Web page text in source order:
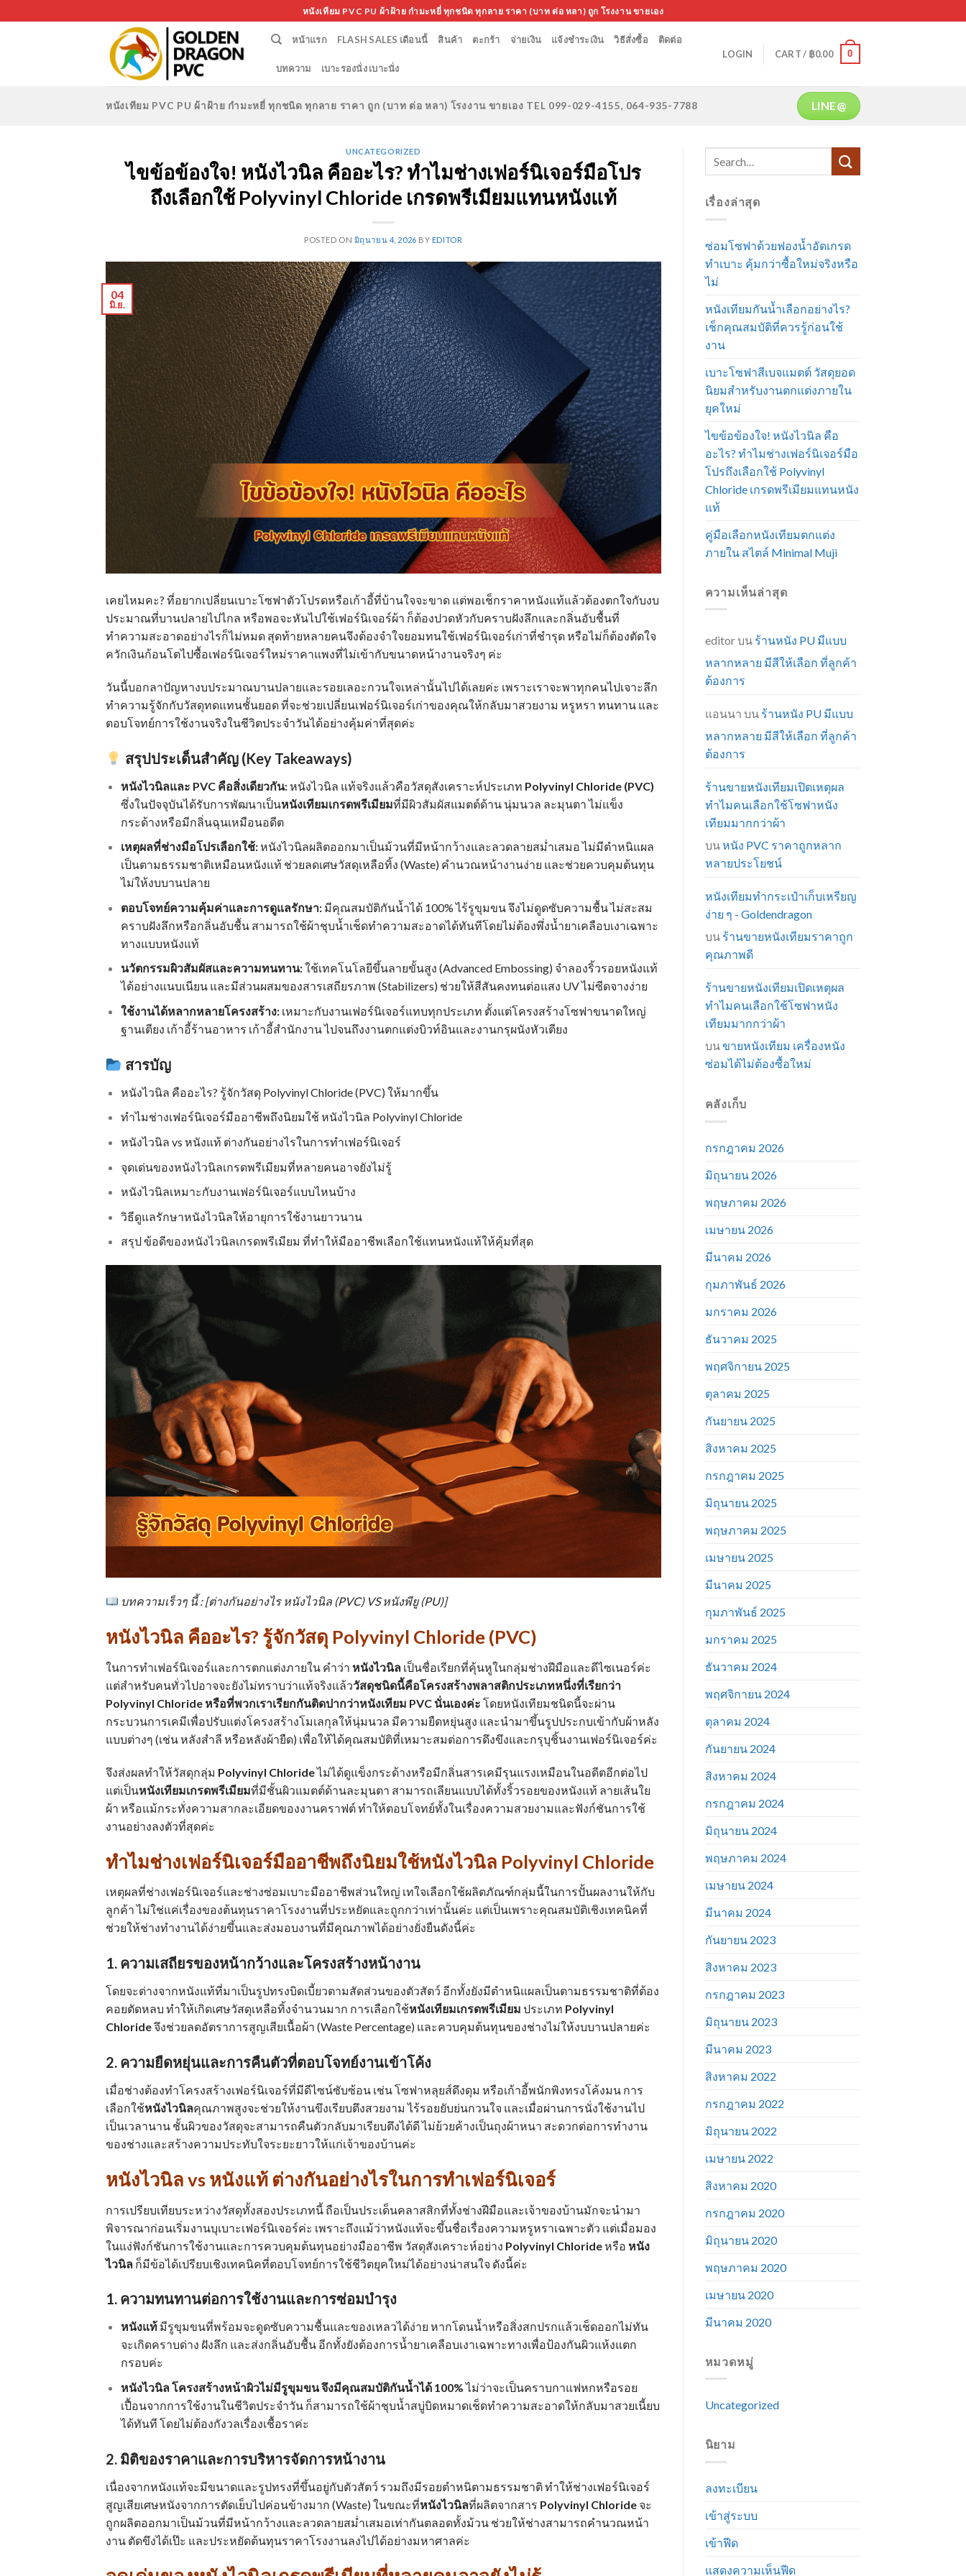
to
หนังเทียม PVC PU ผ้าฝ้าย กำมะหยี่ ทุกชนิด ทุกลาย ราคา (บาท ต่อ หลา) ถูก โรงงาน ขายเอง
หน้าแรก FLASH SALES เดือนนี้ สินค้า ตะกร้า จ่ายเงิน แจ้งชำระเงิน วิธีสั่งซื้อ ติดต่อ
บทความ เบาะรองนั่ง เบาะนั่ง
LOGIN CART / ฿0.00 0
หนังเทียม PVC PU ผ้าฝ้าย กำมะหยี่ ทุกชนิด ทุกลาย ราคา ถูก (บาท ต่อ หลา) โรงงาน ขายเอง TEL 099-029-4155, 064-935-7788 LINE@
UNCATEGORIZED
ไขข้อข้องใจ! หนังไวนิล คืออะไร? ทำไมช่างเฟอร์นิเจอร์มือโปร
ถึงเลือกใช้ Polyvinyl Chloride เกรดพรีเมียมแทนหนังแท้
POSTED ON มิถุนายน 4, 2026 BY EDITOR
04
มิ.ย.
เคยไหมคะ? ที่อยากเปลี่ยนเบาะโซฟาตัวโปรดหรือเก้าอี้ที่บ้านใจจะขาด แต่พอเช็กราคาหนังแท้แล้วต้องตกใจกับงบ
ประมาณที่บานปลายไปไกล หรือพอจะหันไปใช้เฟอร์นิเจอร์ผ้า ก็ต้องปวดหัวกับคราบฝังลึกและกลิ่นอับชื้นที่
ทำความสะอาดอย่างไรก็ไม่หมด สุดท้ายหลายคนจึงต้องจำใจยอมทนใช้เฟอร์นิเจอร์เก่าที่ชำรุด หรือไม่ก็ต้องตัดใจ
ควักเงินก้อนโตไปซื้อเฟอร์นิเจอร์ใหม่ราคาแพงที่ไม่เข้ากับขนาดหน้างานจริงๆ ค่ะ
วันนี้บอกลาปัญหางบประมาณบานปลายและรอยเลอะกวนใจเหล่านั้นไปได้เลยค่ะ เพราะเราจะพาทุกคนไปเจาะลึก
ทำความรู้จักกับวัสดุทดแทนชั้นยอดที่จะช่วยเปลี่ยนเฟอร์นิเจอร์เก่าของคุณให้กลับมาสวยงาม หรูหรา ทนทาน และ
ตอบโจทย์การใช้งานจริงในชีวิตประจำวันได้อย่างคุ้มค่าที่สุดค่ะ
สรุปประเด็นสำคัญ (Key Takeaways)
หนังไวนิลและ PVC คือสิ่งเดียวกัน:หนังไวนิล แท้จริงแล้วคือวัสดุสังเคราะห์ประเภท Polyvinyl Chloride (PVC)
ซึ่งในปัจจุบันได้รับการพัฒนาเป็นหนังเทียมเกรดพรีเมียมที่มีผิวสัมผัสแมตต์ด้าน นุ่มนวล ละมุนตา ไม่แข็ง
กระด้างหรือมีกลิ่นฉุนเหมือนอดีต
เหตุผลที่ช่างมือโปรเลือกใช้:หนังไวนิลผลิตออกมาเป็นม้วนที่มีหน้ากว้างและลวดลายสม่ำเสมอ ไม่มีตำหนิแผล
เป็นตามธรรมชาติเหมือนหนังแท้ ช่วยลดเศษวัสดุเหลือทิ้ง (Waste) คำนวณหน้างานง่าย และช่วยควบคุมต้นทุน
ไม่ให้งบบานปลาย
ตอบโจทย์ความคุ้มค่าและการดูแลรักษา:มีคุณสมบัติกันน้ำได้ 100% ไร้รูขุมขน จึงไม่ดูดซับความชื้น ไม่สะสม
คราบฝังลึกหรือกลิ่นอับชื้น สามารถใช้ผ้าชุบน้ำเช็ดทำความสะอาดได้ทันทีโดยไม่ต้องพึ่งน้ำยาเคลือบเงาเฉพาะ
ทางแบบหนังแท้
นวัตกรรมผิวสัมผัสและความทนทาน:ใช้เทคโนโลยีขึ้นลายขั้นสูง (Advanced Embossing) จำลองริ้วรอยหนังแท้
ได้อย่างแนบเนียน และมีส่วนผสมของสารเสถียรภาพ (Stabilizers) ช่วยให้สีสันคงทนต่อแสง UV ไม่ซีดจางง่าย
ใช้งานได้หลากหลายโครงสร้าง:เหมาะกับงานเฟอร์นิเจอร์แทบทุกประเภท ตั้งแต่โครงสร้างโซฟาขนาดใหญ่
ฐานเตียง เก้าอี้ร้านอาหาร เก้าอี้สำนักงาน ไปจนถึงงานตกแต่งบิวท์อินและงานกรุผนังหัวเตียง
สารบัญ
หนังไวนิล คืออะไร? รู้จักวัสดุ Polyvinyl Chloride (PVC) ให้มากขึ้น
ทำไมช่างเฟอร์นิเจอร์มืออาชีพถึงนิยมใช้ หนังไวนิล Polyvinyl Chloride
หนังไวนิล vs หนังแท้ ต่างกันอย่างไรในการทำเฟอร์นิเจอร์
จุดเด่นของหนังไวนิลเกรดพรีเมียมที่หลายคนอาจยังไม่รู้
หนังไวนิลเหมาะกับงานเฟอร์นิเจอร์แบบไหนบ้าง
วิธีดูแลรักษาหนังไวนิลให้อายุการใช้งานยาวนาน
สรุป ข้อดีของหนังไวนิลเกรดพรีเมียม ที่ทำให้มืออาชีพเลือกใช้แทนหนังแท้ให้คุ้มที่สุด
บทความเร็วๆ นี้ : [ต่างกันอย่างไร หนังไวนิล (PVC) VS หนังพียู (PU)]
หนังไวนิล คืออะไร? รู้จักวัสดุ Polyvinyl Chloride (PVC)
ในการทำเฟอร์นิเจอร์และการตกแต่งภายใน คำว่า หนังไวนิล เป็นชื่อเรียกที่คุ้นหูในกลุ่มช่างฝีมือและดีไซเนอร์ค่ะ
แต่สำหรับคนทั่วไปอาจจะยังไม่ทราบว่าแท้จริงแล้ววัสดุชนิดนี้คือโครงสร้างพลาสติกประเภทหนึ่งที่เรียกว่า
Polyvinyl Chloride หรือที่พวกเราเรียกกันติดปากว่าหนังเทียม PVC นั่นเองค่ะ โดยหนังเทียมชนิดนี้จะผ่าน
กระบวนการเคมีเพื่อปรับแต่งโครงสร้างโมเลกุลให้นุ่มนวล มีความยืดหยุ่นสูง และนำมาขึ้นรูปประกบเข้ากับผ้าหลัง
แบบต่างๆ (เช่น หลังสำลี หรือหลังผ้ายืด) เพื่อให้ได้คุณสมบัติที่เหมาะสมต่อการดึงขึงและกรุบุชิ้นงานเฟอร์นิเจอร์ค่ะ
จึงส่งผลทำให้วัสดุกลุ่ม Polyvinyl Chlorideไม่ได้ดูแข็งกระด้างหรือมีกลิ่นสารเคมีรุนแรงเหมือนในอดีตอีกต่อไป
แต่เป็นหนังเทียมเกรดพรีเมียมที่มีชั้นผิวแมตต์ด้านละมุนตา สามารถเลียนแบบได้ทั้งริ้วรอยของหนังแท้ ลายเส้นใย
ผ้า หรือแม้กระทั่งความสากละเอียดของงานคราฟต์ ทำให้ตอบโจทย์ทั้งในเรื่องความสวยงามและฟังก์ชันการใช้
งานอย่างลงตัวที่สุดค่ะ
ทำไมช่างเฟอร์นิเจอร์มืออาชีพถึงนิยมใช้หนังไวนิล Polyvinyl Chloride
เหตุผลที่ช่างเฟอร์นิเจอร์และช่างซ่อมเบาะมืออาชีพส่วนใหญ่ เทใจเลือกใช้ผลิตภัณฑ์กลุ่มนี้ในการปั้นผลงานให้กับ
ลูกค้า ไม่ใช่แค่เรื่องของต้นทุนราคาโรงงานที่ประหยัดและถูกกว่าเท่านั้นค่ะ แต่เป็นเพราะคุณสมบัติเชิงเทคนิคที่
ช่วยให้ช่างทำงานได้ง่ายขึ้นและส่งมอบงานที่มีคุณภาพได้อย่างยั่งยืนดังนี้ค่ะ
1. ความเสถียรของหน้ากว้างและโครงสร้างหน้างาน
โดยจะต่างจากหนังแท้ที่มาเป็นรูปทรงบิดเบี้ยวตามสัดส่วนของตัวสัตว์ อีกทั้งยังมีตำหนิแผลเป็นตามธรรมชาติที่ต้อง
คอยตัดหลบ ทำให้เกิดเศษวัสดุเหลือทิ้งจำนวนมาก การเลือกใช้หนังเทียมเกรดพรีเมียม ประเภท Polyvinyl
Chlorideจึงช่วยลดอัตราการสูญเสียเนื้อผ้า (Waste Percentage) และควบคุมต้นทุนของช่างไม่ให้งบบานปลายค่ะ
2. ความยืดหยุ่นและการคืนตัวที่ตอบโจทย์งานเข้าโค้ง
เมื่อช่างต้องทำโครงสร้างเฟอร์นิเจอร์ที่มีดีไซน์ซับซ้อน เช่น โซฟาหลุยส์ดึงดุม หรือเก้าอี้พนักพิงทรงโค้งมน การ
เลือกใช้หนังไวนิลคุณภาพสูงจะช่วยให้งานขึงเรียบตึงสวยงาม ไร้รอยยับย่นกวนใจ และเมื่อผ่านการนั่งใช้งานไป
เป็นเวลานาน ชั้นผิวของวัสดุจะสามารถคืนตัวกลับมาเรียบตึงได้ดี ไม่ย้วยค้างเป็นถุงผ้าหนา สะดวกต่อการทำงาน
ของช่างและสร้างความประทับใจระยะยาวให้แก่เจ้าของบ้านค่ะ
หนังไวนิล vs หนังแท้ ต่างกันอย่างไรในการทำเฟอร์นิเจอร์
การเปรียบเทียบระหว่างวัสดุทั้งสองประเภทนี้ ถือเป็นประเด็นคลาสสิกที่ทั้งช่างฝีมือและเจ้าของบ้านมักจะนำมา
พิจารณาก่อนเริ่มงานบุเบาะเฟอร์นิเจอร์ค่ะ เพราะถึงแม้ว่าหนังแท้จะขึ้นชื่อเรื่องความหรูหราเฉพาะตัว แต่เมื่อมอง
ในแง่ฟังก์ชันการใช้งานและการควบคุมต้นทุนอย่างมืออาชีพ วัสดุสังเคราะห์อย่าง Polyvinyl Chlorideหรือ หนัง
ไวนิล ก็มีข้อได้เปรียบเชิงเทคนิคที่ตอบโจทย์การใช้ชีวิตยุคใหม่ได้อย่างน่าสนใจ ดังนี้ค่ะ
1. ความทนทานต่อการใช้งานและการซ่อมบำรุง
หนังแท้ มีรูขุมขนที่พร้อมจะดูดซับความชื้นและของเหลวได้ง่าย หากโดนน้ำหรือสิ่งสกปรกแล้วเช็ดออกไม่ทัน
จะเกิดคราบด่าง ฝังลึก และส่งกลิ่นอับชื้น อีกทั้งยังต้องการน้ำยาเคลือบเงาเฉพาะทางเพื่อป้องกันผิวแห้งแตก
กรอบค่ะ
หนังไวนิลโครงสร้างหน้าผิวไม่มีรูขุมขน จึงมีคุณสมบัติกันน้ำได้ 100%ไม่ว่าจะเป็นคราบกาแฟหกหรือรอย
เปื้อนจากการใช้งานในชีวิตประจำวัน ก็สามารถใช้ผ้าชุบน้ำสบู่บิดหมาดเช็ดทำความสะอาดให้กลับมาสวยเนี้ยบ
ได้ทันที โดยไม่ต้องกังวลเรื่องเชื้อราค่ะ
2. มิติของราคาและการบริหารจัดการหน้างาน
เนื่องจากหนังแท้จะมีขนาดและรูปทรงที่ขึ้นอยู่กับตัวสัตว์ รวมถึงมีรอยตำหนิตามธรรมชาติ ทำให้ช่างเฟอร์นิเจอร์
สูญเสียเศษหนังจากการตัดเย็บไปค่อนข้างมาก (Waste) ในขณะที่หนังไวนิลที่ผลิตจากสาร Polyvinyl Chloride จะ
ถูกผลิตออกมาเป็นม้วนที่มีหน้ากว้างและลวดลายสม่ำเสมอเท่ากันตลอดทั้งม้วน ช่วยให้ช่างสามารถคำนวณหน้า
งาน ตัดขึงได้เป๊ะ และประหยัดต้นทุนราคาโรงงานลงไปได้อย่างมหาศาลค่ะ
เรื่องล่าสุด
ซ่อมโซฟาด้วยฟองน้ำอัดเกรด
ทำเบาะ คุ้มกว่าซื้อใหม่จริงหรือ
ไม่
หนังเทียมกันน้ำเลือกอย่างไร?
เช็กคุณสมบัติที่ควรรู้ก่อนใช้
งาน
เบาะโซฟาสีเบจแมตต์ วัสดุยอด
นิยมสำหรับงานตกแต่งภายใน
ยุคใหม่
ไขข้อข้องใจ! หนังไวนิล คือ
อะไร? ทำไมช่างเฟอร์นิเจอร์มือ
โปรถึงเลือกใช้ Polyvinyl
Chloride เกรดพรีเมียมแทนหนัง
แท้
คู่มือเลือกหนังเทียมตกแต่ง
ภายใน สไตล์ Minimal Muji
ความเห็นล่าสุด
editorบน ร้านหนัง PU มีแบบ
หลากหลาย มีสีให้เลือก ที่ลูกค้า
ต้องการ
แอนนา บน ร้านหนัง PU มีแบบ
หลากหลาย มีสีให้เลือก ที่ลูกค้า
ต้องการ
ร้านขายหนังเทียมเปิดเหตุผล
ทำไมคนเลือกใช้โซฟาหนัง
เทียมมากกว่าผ้า
บนหนัง PVC ราคาถูกหลาก
หลายประโยชน์
หนังเทียมทำกระเป๋าเก็บเหรียญ
ง่าย ๆ - Goldendragon
บน ร้านขายหนังเทียมราคาถูก
คุณภาพดี
ร้านขายหนังเทียมเปิดเหตุผล
ทำไมคนเลือกใช้โซฟาหนัง
เทียมมากกว่าผ้า
บนขายหนังเทียม เครื่องหนัง
ซ่อมได้ไม่ต้องซื้อใหม่
คลังเก็บ
กรกฎาคม 2026
มิถุนายน 2026
พฤษภาคม 2026
เมษายน 2026
มีนาคม 2026
กุมภาพันธ์ 2026
มกราคม 2026
ธันวาคม 2025
พฤศจิกายน 2025
ตุลาคม 2025
กันยายน 2025
สิงหาคม 2025
กรกฎาคม 2025
มิถุนายน 2025
พฤษภาคม 2025
เมษายน 2025
มีนาคม 2025
กุมภาพันธ์ 2025
มกราคม 2025
ธันวาคม 2024
พฤศจิกายน 2024
ตุลาคม 2024
กันยายน 2024
สิงหาคม 2024
กรกฎาคม 2024
มิถุนายน 2024
พฤษภาคม 2024
เมษายน 2024
มีนาคม 2024
กันยายน 2023
สิงหาคม 2023
กรกฎาคม 2023
มิถุนายน 2023
มีนาคม 2023
สิงหาคม 2022
กรกฎาคม 2022
มิถุนายน 2022
เมษายน 2022
สิงหาคม 2020
กรกฎาคม 2020
มิถุนายน 2020
พฤษภาคม 2020
เมษายน 2020
มีนาคม 2020
หมวดหมู่
Uncategorized
นิยาม
ลงทะเบียน
เข้าสู่ระบบ
เข้าฟีด
แสดงความเห็นฟีด